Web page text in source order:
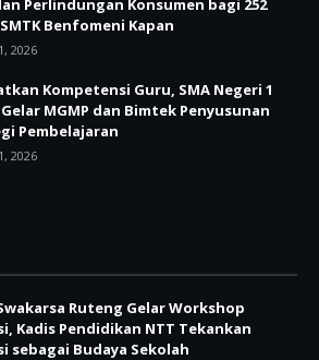
Benfomeni Kapan
2026
Kompetensi Guru, SMA Negeri 1
MGMP dan Bimtek Penyusunan
Pembelajaran
2026
Ruteng Gelar Workshop
Kadis Pendidikan NTT Tekankan
sebagai Budaya Sekolah